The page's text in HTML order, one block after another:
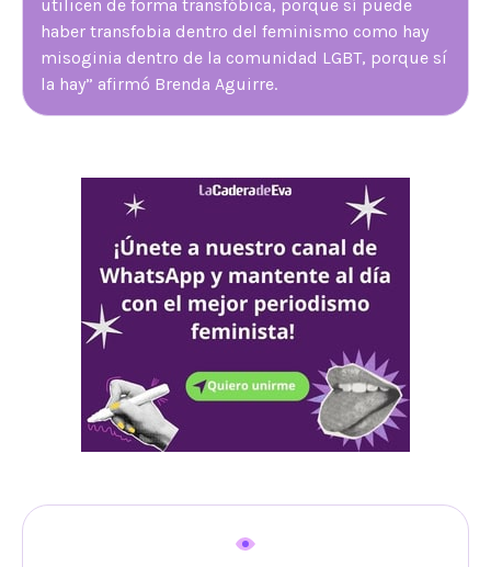
utilicen de forma transfóbica, porque sí puede
haber transfobia dentro del feminismo como hay
misoginia dentro de la comunidad LGBT, porque sí
la hay” afirmó Brenda Aguirre.